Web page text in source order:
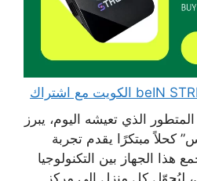
الذي تعيشه اليوم، يبرز
كحلاً مبتكرًا يقدم تجربة
هذا الجهاز بين التكنولوجيا
ليُحوّل كل منزل إلى مركز